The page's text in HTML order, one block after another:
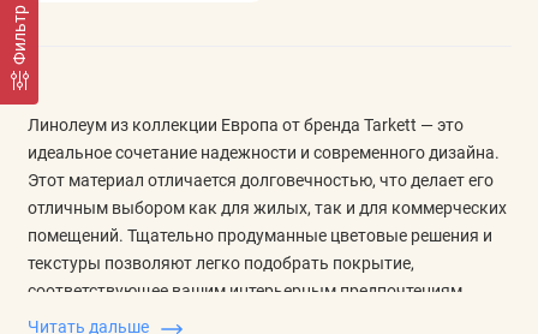
Фильтр
Линолеум из коллекции Европа от бренда Tarkett — это
идеальное сочетание надежности и современного дизайна.
Этот материал отличается долговечностью, что делает его
отличным выбором как для жилых, так и для коммерческих
помещений. Тщательно продуманные цветовые решения и
текстуры позволяют легко подобрать покрытие,
соответствующее вашим интерьерным предпочтениям.
Материалы коллекции Европа обладают высоким уровнем
Читать дальше